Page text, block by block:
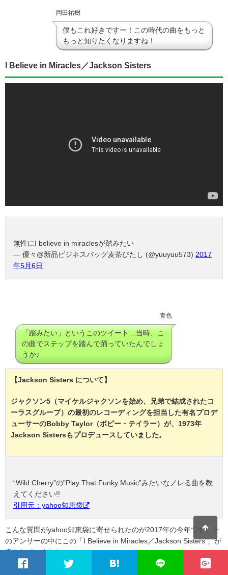
岡田祐樹
僕もこれ好きですー！この時代の曲をもっと
もっと知りたくなりますね！
I Believe in Miracles／Jackson Sisters
無性にI believe in miraclesが踏みたい
— 優々@新品ビジネスバッグ麦茶びたし (@yuuyuu573) 2017
年5月6日
青色
「踏みたい」というこのツイート…当時、こ
の曲でステップを踏んで踊っていたんでしょ
うか♪
【Jackson Sisters について】
ジャクソン5（マイケルジャクソンを始め、兄弟で結成されたコ
ーラスグループ）の最初のレコーディングを担当した有名プロデ
ューサーのBobby Taylor（ボビー・テイラー）が、1973年
Jackson Sistersもプロデュースしていました。
“Wild Cherry”の”Play That Funky Music”みたいなノレる曲を教
えてください!!
引用元：yahoo知恵袋
こんな質問がyahoo知恵袋に寄せられたのが2017年の今年です。そ
のアンサーの中にこの「I Believe in Miracles／Jackson Sisters 」が
書かれていました。